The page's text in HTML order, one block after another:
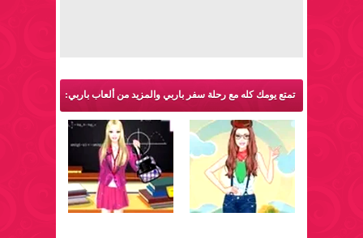
تمتع يومك كله مع رحلة سفر باربي والمزيد من ألعاب باربي: